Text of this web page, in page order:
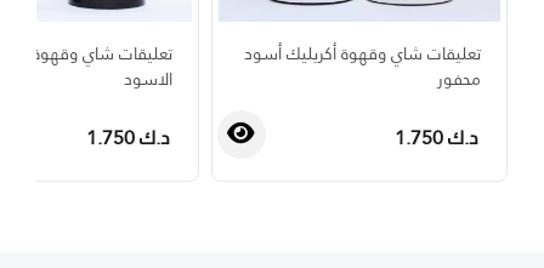
تعليقات شاي وقهوة أكريليك أسود
محفور
د.ك 1.750
تعليقات شاي وقهوة
الاسود
د.ك 1.750